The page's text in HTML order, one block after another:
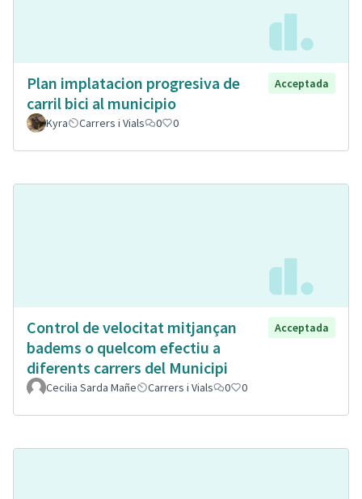
Plan implatacion progresiva de
carril bici al municipio
Acceptada
Kyra Carrers i Vials 0 0
Control de velocitat mitjançan
badems o quelcom efectiu a
diferents carrers del Municipi
Acceptada
Cecilia Sarda Mañe Carrers i Vials 0 0